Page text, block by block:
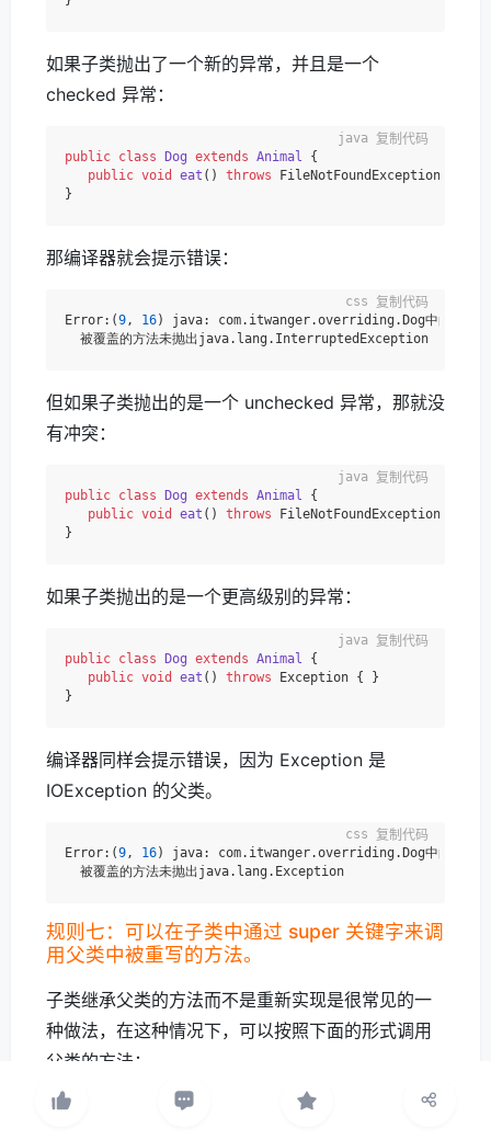
如果子类抛出了一个新的异常，并且是一个
checked 异常：
public class Dog extends Animal {
public void eat () throws FileNotFoundException,
复制代码
那编译器就会提示错误：
Error:(9, 16) java: com.itwanger.overriding.Dog中的
复制代码
但如果子类抛出的是一个 unchecked 异常，那就没
有冲突：
public class Dog extends Animal {
public void eat () throws FileNotFoundException,
复制代码
如果子类抛出的是一个更高级别的异常：
public class Dog extends Animal {
public void eat () throws Exception { }
复制代码
编译器同样会提示错误，因为 Exception 是
IOException 的父类。
Error:(9, 16) java: com.itwanger.overriding.Dog中的
复制代码
规则七：可以在子类中通过 super 关键字来调
用父类中被重写的方法。
子类继承父类的方法而不是重新实现是很常见的一
种做法，在这种情况下，可以按照下面的形式调用
父类的方法：
复制代码